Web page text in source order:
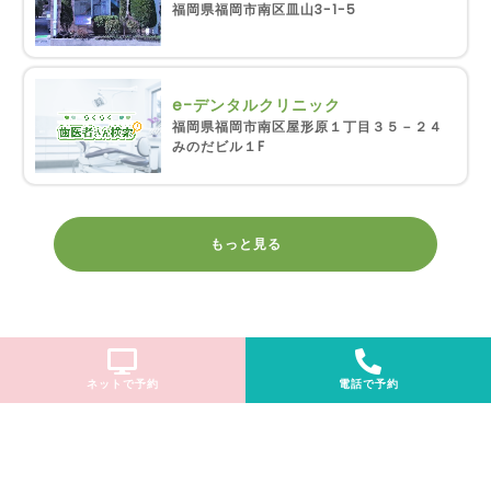
福岡県福岡市南区皿山3-1-5
e-デンタルクリニック
福岡県福岡市南区屋形原１丁目３５－２４
みのだビル１F
もっと見る
ネットで予約 電話で予約